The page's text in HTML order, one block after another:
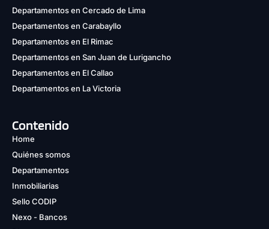
Departamentos en Cercado de Lima
Departamentos en Carabayllo
Departamentos en El Rimac
Departamentos en San Juan de Lurigancho
Departamentos en El Callao
Departamentos en La Victoria
Contenido
Home
Quiénes somos
Departamentos
Inmobiliarias
Sello CODIP
Nexo - Bancos